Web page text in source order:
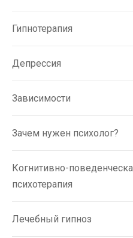
Гипнотерапия
Депрессия
Зависимости
Зачем нужен психолог?
Когнитивно-
психотерапия
Лечебный гипноз